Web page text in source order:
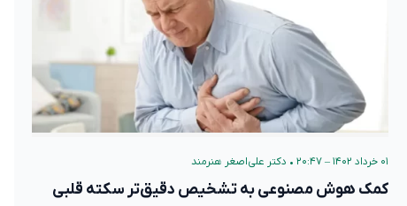
۰۱ خرداد ۱۴۰۲ – ۲۰:۴۷ • دکتر علی‌اصغر هنرمند
کمک هوش مصنوعی به تشخیص دقیق‌تر سکته قلبی